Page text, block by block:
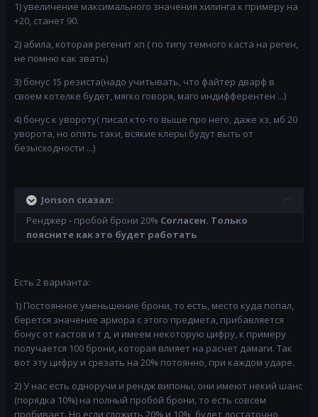
1) увеличение максимального значения хилинга к примеру на
+20, станет 90.
2) абила, которая регенит хп ( по типу темного каста на реген,
не помню как звать)
3) бонус 15 резиста(надо учитывать, что файтер дварф в
своем котелке будет, мягко говоря, маго индифферентен ...)
4) бонус к увороту( писал кто-то выше про него, даже хз, мб 20
уворота, но опять таки, всякие клеры будут выть от
безысходности ...)
Jonson сказал:
Ренджер - пробой брони 20% Согласен. Только
поясните как это будет работать
Есть 2 варианта:
1) Постоянное уменьшение брони, то есть, место куда попал,
берется значение армора с этого предмета, прибавляется
бонус от кастов и т д, и имеем некоторую цифру, к примеру
получается 100 брони, которая влияет на расчет дамаги. Так
вот эту цифру и срезать на 20% потоянно, при каждом ударе.
2) У нас есть одноручи и рендж випоны, они имеют некий шанс
(порядка 10%) на полный пробой брони, то есть совсем
пробивает. Но если сложить 20% и 10%, будет достаточно